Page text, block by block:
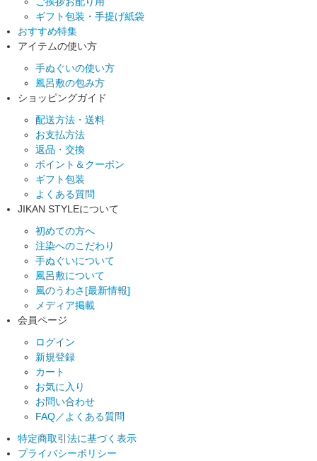
ギフト包装・手提げ紙袋
おすすめ特集
アイテムの使い方
手ぬぐいの使い方
風呂敷の包み方
ショッピングガイド
配送方法・送料
お支払方法
返品・交換
ポイント＆クーポン
ギフト包装
よくある質問
JIKAN STYLEについて
初めての方へ
注染へのこだわり
手ぬぐいについて
風呂敷について
風のうわさ[最新情報]
メディア掲載
会員ページ
ログイン
新規登録
カート
お気に入り
お問い合わせ
FAQ／よくある質問
特定商取引法に基づく表示
プライバシーポリシー